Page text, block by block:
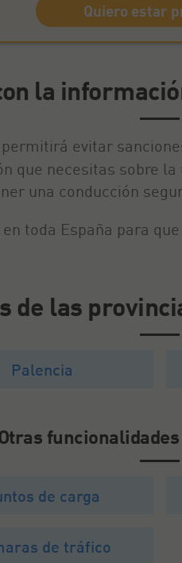
Quiero estar
la
evitar
que necesitas sobre
una conducción
toda España para
de las
Palencia
de carga
de tráfico